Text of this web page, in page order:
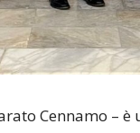
Cennamo –